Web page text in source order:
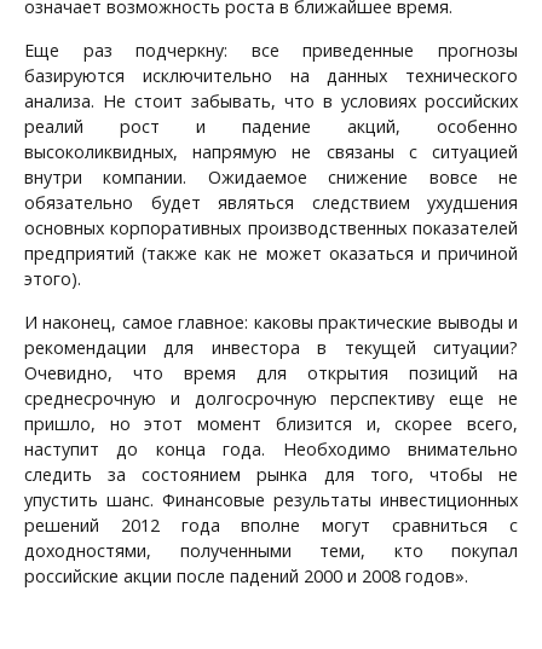
означает возможность роста в ближайшее время.
Еще раз подчеркну: все приведенные прогнозы
базируются исключительно на данных технического
анализа. Не стоит забывать, что в условиях российских
реалий рост и падение акций, особенно
высоколиквидных, напрямую не связаны с ситуацией
внутри компании. Ожидаемое снижение вовсе не
обязательно будет являться следствием ухудшения
основных корпоративных производственных показателей
предприятий (также как не может оказаться и причиной
этого).
И наконец, самое главное: каковы практические выводы и
рекомендации для инвестора в текущей ситуации?
Очевидно, что время для открытия позиций на
среднесрочную и долгосрочную перспективу еще не
пришло, но этот момент близится и, скорее всего,
наступит до конца года. Необходимо внимательно
следить за состоянием рынка для того, чтобы не
упустить шанс. Финансовые результаты инвестиционных
решений 2012 года вполне могут сравниться с
доходностями, полученными теми, кто покупал
российские акции после падений 2000 и 2008 годов».